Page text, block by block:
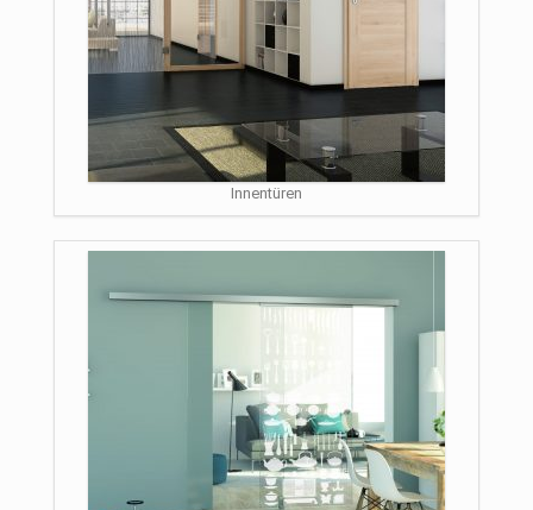
Innentüren